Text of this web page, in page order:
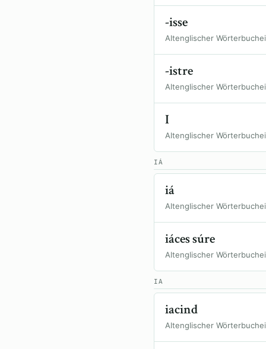
-isse
Altenglischer
-istre
Altenglischer
I
Altenglischer
IÁ
iá
Altenglischer
iáces súre
Altenglischer
IA
iacind
Altenglischer